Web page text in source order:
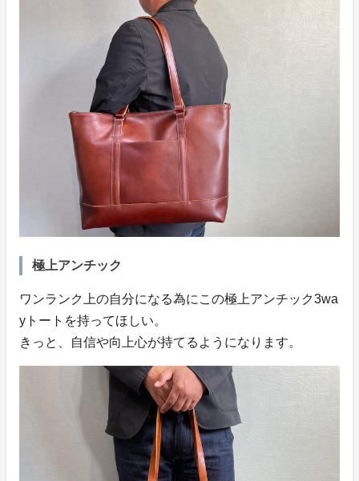
極上アンチック
ワンランク上の自分になる為にこの極上アンチック3wa
yトートを持ってほしい。
きっと、自信や向上心が持てるようになります。